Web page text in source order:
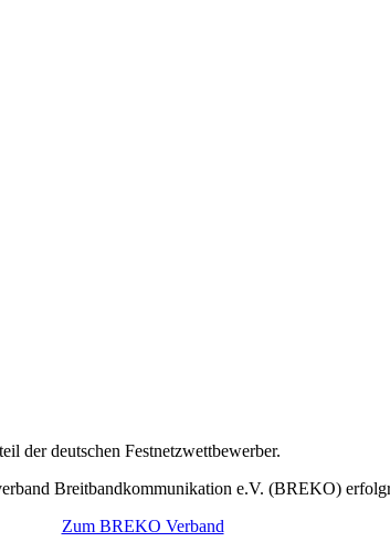
der deutschen Festnetzwettbewerber.
Breitbandkommunikation e.V. (BREKO)
Zum BREKO Verband